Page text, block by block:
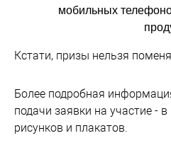
мобильных
Кстати, призы нельзя
Более подробная
подачи заявки на участие -
рисунков и плакатов.